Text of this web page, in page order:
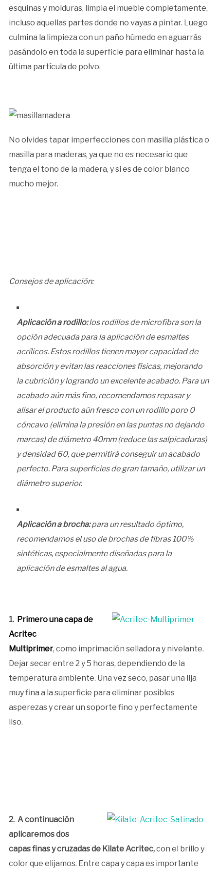
esquinas y molduras, limpia el mueble completamente,
incluso aquellas partes donde no vayas a pintar. Luego
culmina la limpieza con un paño húmedo en aguarrás
pasándolo en toda la superficie para eliminar hasta la
última partícula de polvo.
No olvides tapar imperfecciones con masilla plástica o
masilla para maderas, ya que no es necesario que
tenga el tono de la madera, y si es de color blanco
mucho mejor.
Consejos de aplicación:
Aplicación a rodillo:los rodillos de microfibra son la
opción adecuada para la aplicación de esmaltes
acrílicos. Estos rodillos tienen mayor capacidad de
absorción y evitan las reacciones físicas, mejorando
la cubrición y logrando un excelente acabado. Para un
acabado aún más fino, recomendamos repasar y
alisar el producto aún fresco con un rodillo poro 0
cóncavo (elimina la presión en las puntas no dejando
marcas) de diámetro 40mm (reduce las salpicaduras)
y densidad 60, que permitirá conseguir un acabado
perfecto. Para superficies de gran tamaño, utilizar un
diámetro superior.
Aplicación a brocha:para un resultado óptimo,
recomendamos el uso de brochas de fibras 100%
sintéticas, especialmente diseñadas para la
aplicación de esmaltes al agua.
1. Primero una capa de
Acritec
Multiprimer, como imprimación selladora y nivelante.
Dejar secar entre 2 y 5 horas, dependiendo de la
temperatura ambiente. Una vez seco, pasar una lija
muy fina a la superficie para eliminar posibles
asperezas y crear un soporte fino y perfectamente
liso.
2. A continuación
aplicaremos dos
capas finas y cruzadas de Kilate Acritec,con el brillo y
color que elijamos. Entre capa y capa es importante